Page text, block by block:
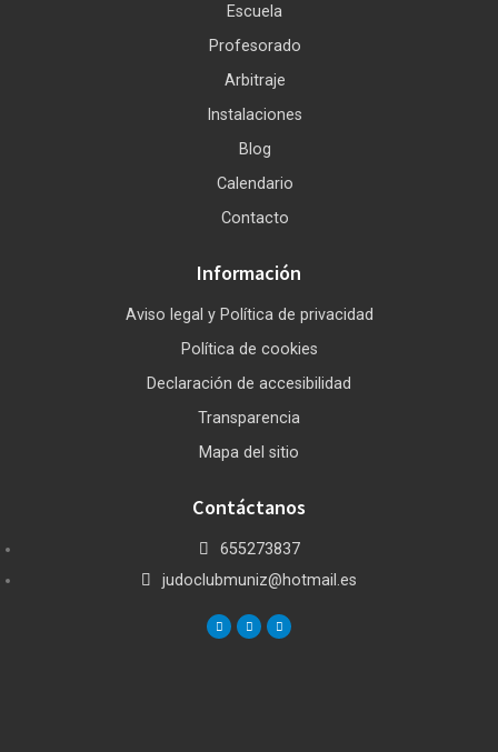
Escuela
Profesorado
Arbitraje
Instalaciones
Blog
Calendario
Contacto
Información
Aviso legal y Política de privacidad
Política de cookies
Declaración de accesibilidad
Transparencia
Mapa del sitio
Contáctanos
655273837
judoclubmuniz@hotmail.es